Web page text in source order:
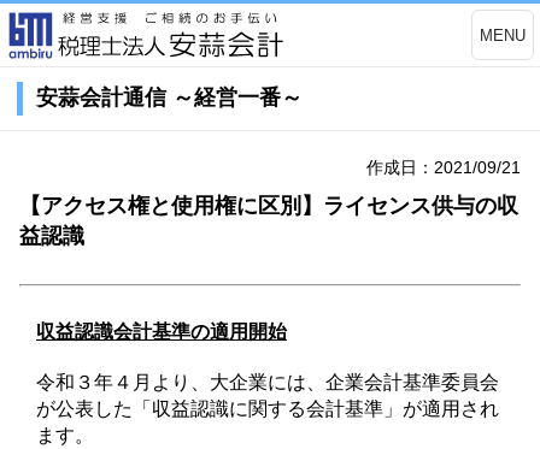
MENU
安蒜会計通信 ～経営一番～
作成日：2021/09/21
【アクセス権と使用権に区別】ライセンス供与の収
益認識
収益認識会計基準の適用開始
令和３年４月より、大企業には、企業会計基準委員会
が公表した「収益認識に関する会計基準」が適用され
ます。